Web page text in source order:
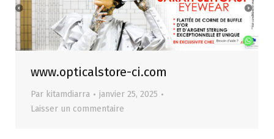
www.opticalstore-ci.com
Par kitamdiarra
janvier 25, 2025
Laisser un commentaire